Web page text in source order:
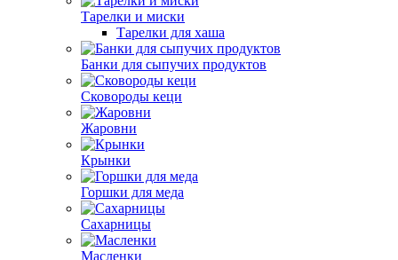
Тарелки и миски
Тарелки для хаша
Банки для сыпучих продуктов
Сковороды кеци
Жаровни
Крынки
Горшки для меда
Сахарницы
Масленки